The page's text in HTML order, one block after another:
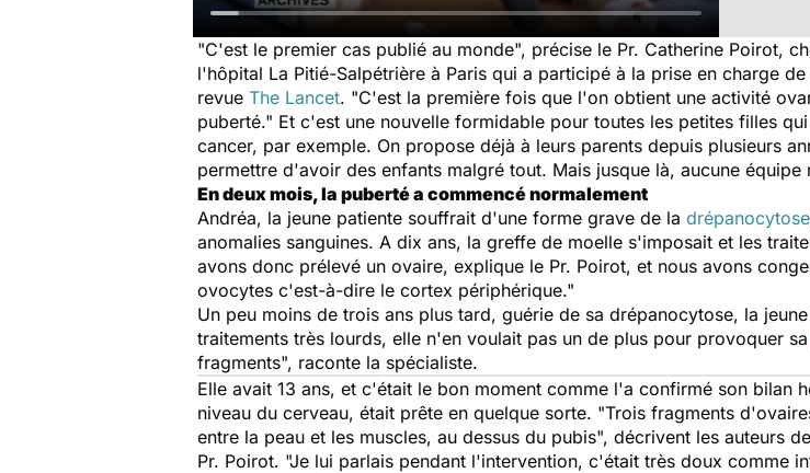
"C'est le premier cas publié au monde", précise le Pr. Catherine Poirot,
l'hôpital La Pitié-Salpétrière à Paris qui a participé à la prise en charge
revue The Lancet. "C'est la première fois que l'on obtient une activité
puberté." Et c'est une nouvelle formidable pour toutes les petites filles
cancer, par exemple. On propose déjà à leurs parents depuis plusieurs
permettre d'avoir des enfants malgré tout. Mais jusque là, aucune
En deux mois, la puberté a commencé normalement
Andréa, la jeune patiente souffrait d'une forme grave de la drépanocytose
anomalies sanguines. A dix ans, la greffe de moelle s'imposait et les
avons donc prélevé un ovaire, explique le Pr. Poirot, et nous avons
ovocytes c'est-à-dire le cortex périphérique."
Un peu moins de trois ans plus tard, guérie de sa drépanocytose, la
traitements très lourds, elle n'en voulait pas un de plus pour provoquer sa
fragments", raconte la spécialiste.
Elle avait 13 ans, et c'était le bon moment comme l'a confirmé son bilan
niveau du cerveau, était prête en quelque sorte. "Trois fragments
entre la peau et les muscles, au dessus du pubis", décrivent les auteurs
Pr. Poirot. "Je lui parlais pendant l'intervention, c'était très doux comme